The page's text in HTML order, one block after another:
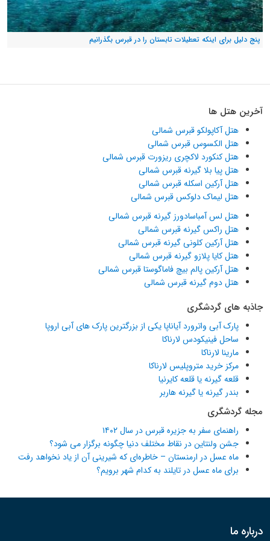
پنج دلیل برای اینکه تعطیلات تابستان را در قبرس بگذرانیم
آخرین هتل ها
هتل آکاپولکو قبرس شمالی
هتل الکسوس قبرس شمالی
هتل کنکورد لاکچری ریزورت قبرس شمالی
هتل پیا بلا گیرنه قبرس شمالی
هتل آرکین اسکله قبرس شمالی
هتل لیماک دلوکس قبرس شمالی
هتل لس آمباسادورز گیرنه قبرس شمالی
هتل راکس گیرنه قبرس شمالی
هتل آرکین کلونی گیرنه قبرس شمالی
هتل کایا پلازو گیرنه قبرس شمالی
هتل آرکین پالم بیچ فاماگوستا قبرس شمالی
هتل دوم گیرنه قبرس شمالی
جاذبه های گردشگری
پارک آبی واترورد آیاناپا یکی از بزرگترین پارک های آبی اروپا
ساحل فینیکودس لارناکا
مارینا لارناکا
مرکز خرید متروپلیس لارناکا
قلعه گیرنه یا قلعه کایرنیا
بندر گیرنه یا گیرنه هاربر
مجله گردشگری
راهنمای سفر به جزیره قبرس در سال ۱۴۰۲
جشن ولنتاین در نقاط مختلف دنیا چگونه برگزار می شود؟
ماه عسل در ارمنستان – خاطره‌ای که شیرینی آن از یاد نخواهد رفت
برای ماه عسل در تایلند به کدام شهر برویم؟
درباره ما